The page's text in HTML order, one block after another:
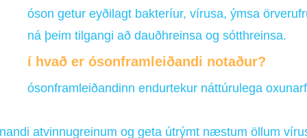
óson getur eyðilagt bakteríur, vírusa, ýmsa
ná þeim tilgangi að dauðhreinsa og sótthreinsa.
í hvað er ósonframleiðandi notaður?
ósonframleiðandinn endurtekur náttúrulega
atvinnugreinum og geta útrýmt næstum öllum